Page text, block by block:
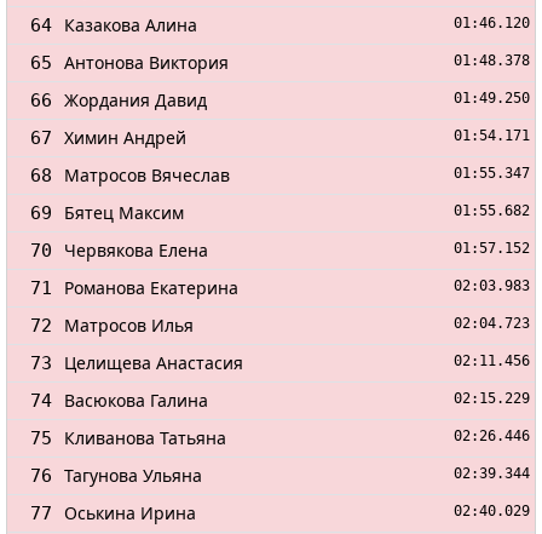
64 Казакова Алина 01:46.120
65 Антонова Виктория 01:48.378
66 Жордания Давид 01:49.250
67 Химин Андрей 01:54.171
68 Матросов Вячеслав 01:55.347
69 Бятец Максим 01:55.682
70 Червякова Елена 01:57.152
71 Романова Екатерина 02:03.983
72 Матросов Илья 02:04.723
73 Целищева Анастасия 02:11.456
74 Васюкова Галина 02:15.229
75 Кливанова Татьяна 02:26.446
76 Тагунова Ульяна 02:39.344
77 Оськина Ирина 02:40.029